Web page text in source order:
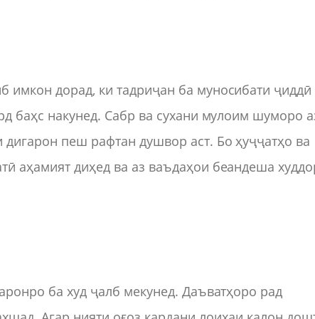
дорад, ки тадриҷан ба муносибати ҷиддӣ
баҳс накунед. Сабр ва сухани мулоим шуморо
пеш рафтан душвор аст. Бо ҳуҷҷатҳо ва
аҳамият диҳед ва аз ваъдаҳои беандеша
ба худ ҷалб мекунед. Даъватҳоро рад